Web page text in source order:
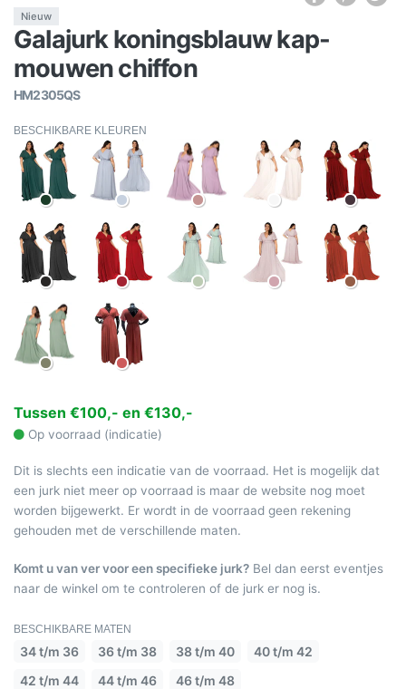
Nieuw
Galajurk koningsblauw kap-
mouwen chiffon
HM2305QS
BESCHIKBARE KLEUREN
Tussen €100,- en €130,-
Op voorraad (indicatie)
Dit is slechts een indicatie van de voorraad. Het is mogelijk dat
een jurk niet meer op voorraad is maar de website nog moet
worden bijgewerkt. Er wordt in de voorraad geen rekening
gehouden met de verschillende maten.
Komt u van ver voor een specifieke jurk? Bel dan eerst eventjes
naar de winkel om te controleren of de jurk er nog is.
BESCHIKBARE MATEN
34 t/m 36 36 t/m 38 38 t/m 40
40 t/m 42
42 t/m 44
44 t/m 46 46 t/m 48